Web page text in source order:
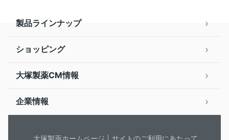
製品ラインナップ
ショッピング
大塚製薬CM情報
企業情報